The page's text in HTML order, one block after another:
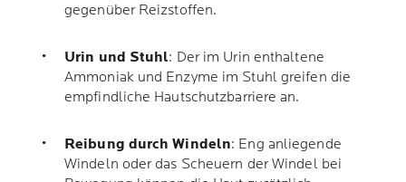
gegenüber Reizstoffen.
Urin und Stuhl: Der im Urin enthaltene
Ammoniak und Enzyme im Stuhl greifen die
empfindliche Hautschutzbarriere an.
Reibung durch Windeln: Eng anliegende
Windeln oder das Scheuern der Windel bei